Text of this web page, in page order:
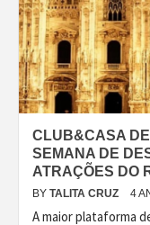
CLUB&CASA
SEMANA DE
ATRAÇÕES DO
BY TALITA CRUZ 4
A maior plataforma